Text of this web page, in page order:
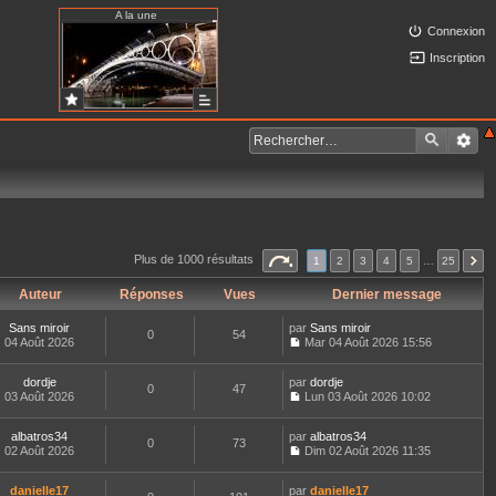
A la une
Connexion
Inscription
Plus de 1000 résultats 1 2 3 4 5 25
Auteur Réponses Vues Dernier message
Sans miroir
04 Août 2026
0 54 par Sans miroir
o
n
s
t
e
Mar 04 Août 2026 15:56
dordje
03 Août 2026
0 47 par dordje
o
n
s
Lun 03 Août 2026 10:02
albatros34
02 Août 2026
0 73 par albatros34
o
n
Dim 02 Août 2026 11:35
danielle17
par danielle17